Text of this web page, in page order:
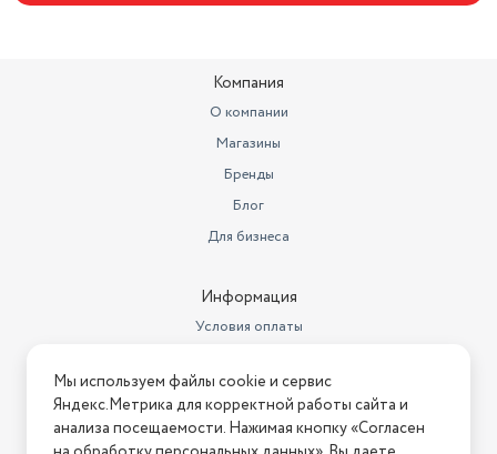
Компания
О компании
Магазины
Бренды
Блог
Для бизнеса
Информация
Условия оплаты
Условия возврата
Нашли ошибку на сайте? Напишите нам
Мы используем файлы cookie и сервис
Яндекс.Метрика для корректной работы сайта и
анализа посещаемости. Нажимая кнопку «Согласен